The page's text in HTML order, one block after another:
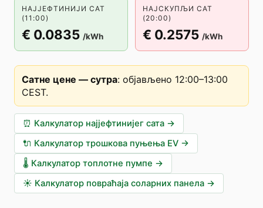
НАЈЈЕФТИНИЈИ САТ
(11:00)
€ 0.0835 /kWh
НАЈСКУПЉИ САТ
(20:00)
€ 0.2575 /kWh
Сатне цене — сутра: објављено 12:00–13:00
CEST.
⏰ Калкулатор најјефтинијег сата →
🔌 Калкулатор трошкова пуњења EV →
🌡️ Калкулатор топлотне пумпе →
☀️ Калкулатор повраћаја соларних панела →